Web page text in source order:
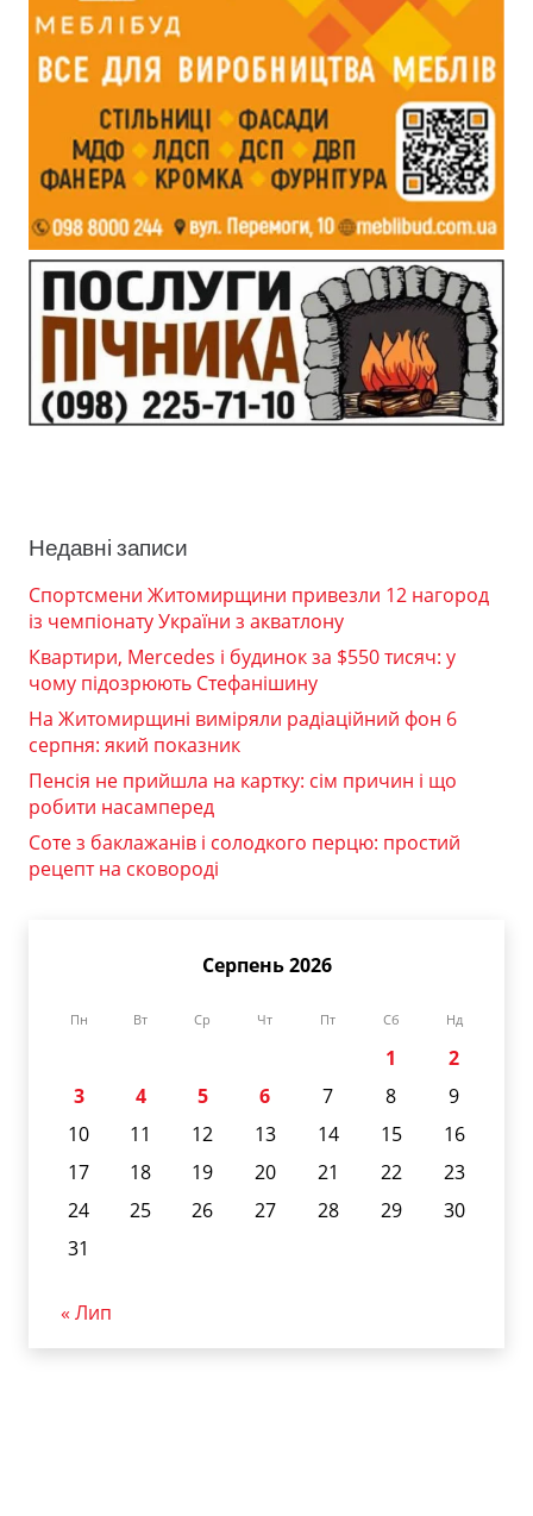
Недавні записи
Спортсмени Житомирщини привезли 12 нагород
із чемпіонату України з акватлону
Квартири, Mercedes і будинок за $550 тисяч: у
чому підозрюють Стефанішину
На Житомирщині виміряли радіаційний фон 6
серпня: який показник
Пенсія не прийшла на картку: сім причин і що
робити насамперед
Соте з баклажанів і солодкого перцю: простий
рецепт на сковороді
Серпень 2026
Пн Вт Ср Чт Пт Сб Нд
1
2
3
4 5 6 7 8
9
10
11 12 13 14 15
16
17
18 19 20 21 22
23
24
25 26 27 28 29
30
31
« Лип